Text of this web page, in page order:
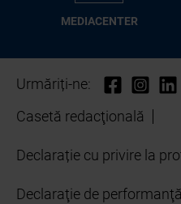
ME­D­IA­CEN­TER
Urmăriți-ne:
Casetă redacţională
Declarație cu privire la
Declaraţie de